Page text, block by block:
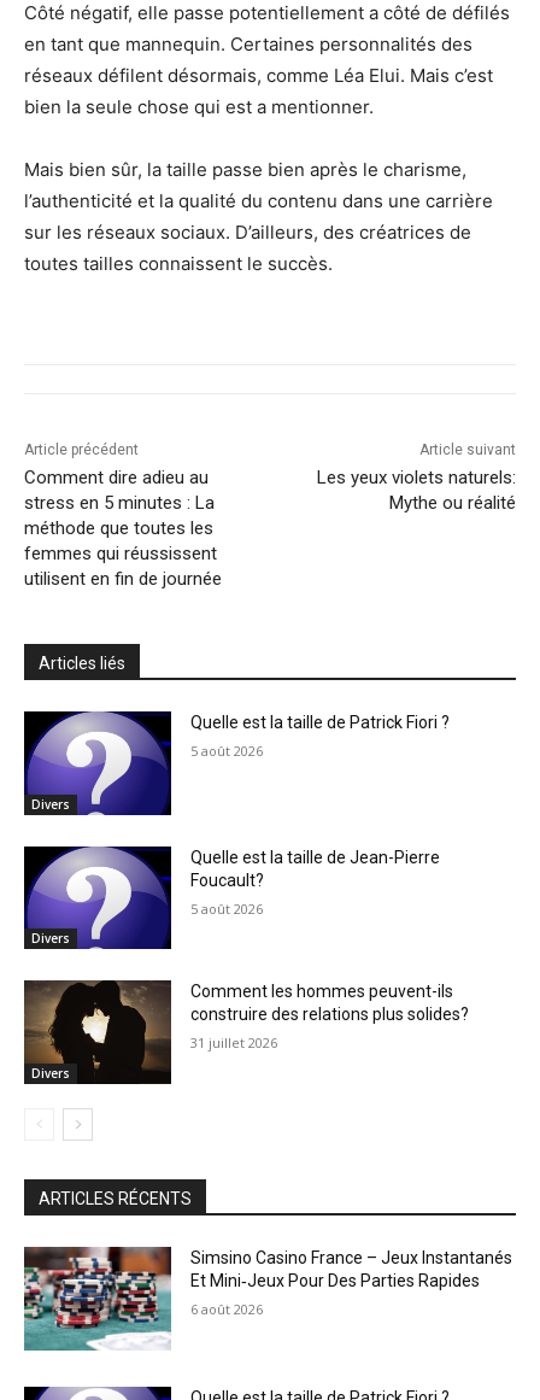
Côté négatif, elle passe potentiellement a côté de défilés
en tant que mannequin. Certaines personnalités des
réseaux défilent désormais, comme Léa Elui. Mais c’est
bien la seule chose qui est a mentionner.
Mais bien sûr, la taille passe bien après le charisme,
l’authenticité et la qualité du contenu dans une carrière
sur les réseaux sociaux. D’ailleurs, des créatrices de
toutes tailles connaissent le succès.
Article précédent
Comment dire adieu au
stress en 5 minutes : La
méthode que toutes les
femmes qui réussissent
utilisent en fin de journée
Article suivant
Les yeux violets naturels:
Mythe ou réalité
Articles liés
Divers
Quelle est la taille de Patrick Fiori ?
5 août 2026
Divers
Quelle est la taille de Jean-Pierre
Foucault?
5 août 2026
Divers
Comment les hommes peuvent-ils
construire des relations plus solides?
31 juillet 2026
ARTICLES RÉCENTS
Simsino Casino France – Jeux Instantanés
Et Mini‑Jeux Pour Des Parties Rapides
6 août 2026